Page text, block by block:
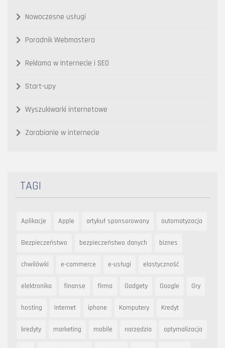
Nowoczesne usługi
Poradnik Webmastera
Reklama w Internecie i SEO
Start-upy
Wyszukiwarki internetowe
Zarabianie w internecie
TAGI
Aplikacje Apple artykuł sponsorowany automatyzacja
Bezpieczeństwo bezpieczeństwo danych biznes
chwilówki e-commerce e-usługi elastyczność
elektronika finanse firma Gadgety Google Gry
hosting Internet iphone Komputery Kredyt
kredyty marketing mobile narzędzia optymalizacja